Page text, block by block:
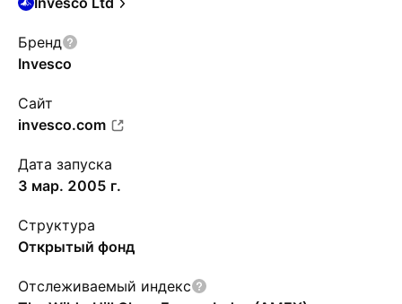
Бренд
Invesco
Сайт
invesco.com
Дата запуска
3 мар. 2005 г.
Структура
Открытый фонд
Отслеживаемый индекс